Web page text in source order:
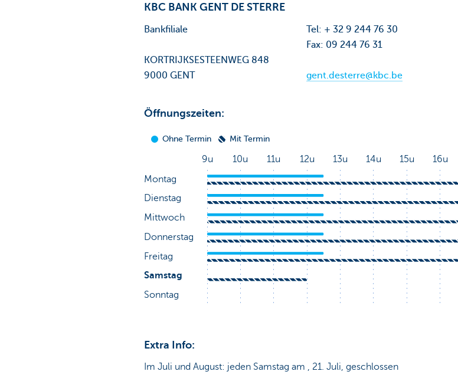
KBC BANK GENT DE STERRE
Bankfiliale
KORTRIJKSESTEENWEG 848
9000 GENT
Tel: + 32 9 244 76 30
Fax: 09 244 76 31
gent.desterre@kbc.be
Öffnungszeiten:
Extra Info:
Im Juli und August: jeden Samstag am , 21. Juli, geschlossen